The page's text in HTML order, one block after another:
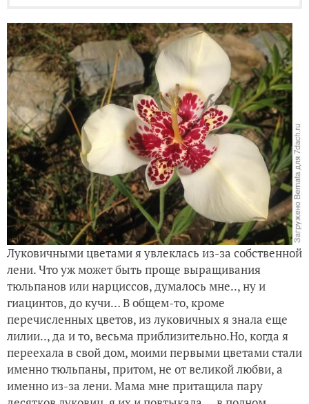
Луковичными цветами я увлеклась из-за собственной
лени. Что уж может быть проще выращивания
тюльпанов или нарциссов, думалось мне.., ну и
гиацинтов, до кучи… В общем-то, кроме
перечисленных цветов, из луковичных я знала еще
лилии.., да и то, весьма приблизительно.Но, когда я
переехала в свой дом, моими первыми цветами стали
именно тюльпаны, притом, не от великой любви, а
именно из-за лени. Мама мне притащила пару